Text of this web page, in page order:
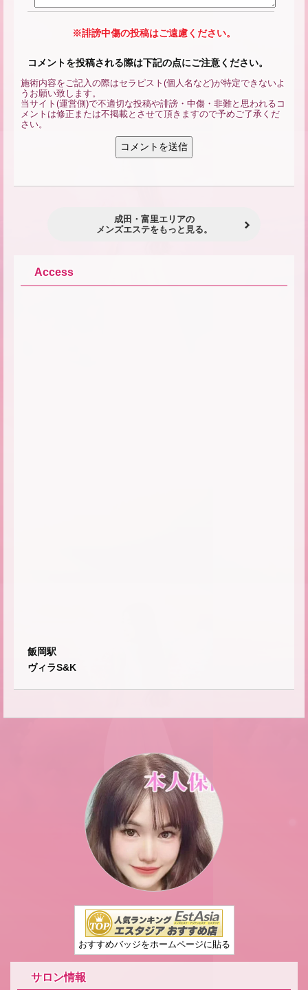
※誹謗中傷の投稿はご遠慮ください。
コメントを投稿される際は下記の点にご注意ください。
施術内容をご記入の際はセラピスト(個人名など)が特定できないよ
うお願い致します。
当サイト(運営側)で不適切な投稿や誹謗・中傷・非難と思われるコ
メントは修正または不掲載とさせて頂きますので予めご了承くだ
さい。
成田・富里エリアの
メンズエステをもっと見る。
Access
飯岡駅
ヴィラS&K
おすすめバッジをホームページに貼る
サロン情報